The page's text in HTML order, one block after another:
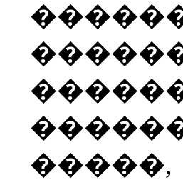
�����,